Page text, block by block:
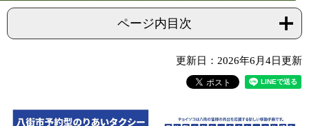
ページ内目次
更新日：2026年6月4日更新